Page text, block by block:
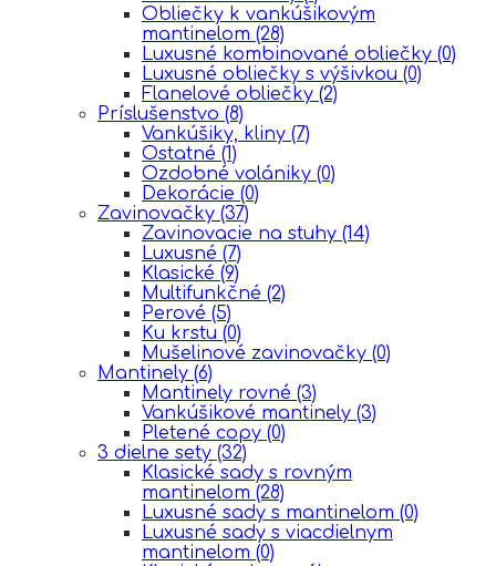
Obliečky k vankúšikovým
mantinelom (28)
Luxusné kombinované obliečky (0)
Luxusné obliečky s výšivkou (0)
Flanelové obliečky (2)
Príslušenstvo (8)
Vankúšiky, kliny (7)
Ostatné (1)
Ozdobné volániky (0)
Dekorácie (0)
Zavinovačky (37)
Zavinovacie na stuhy (14)
Luxusné (7)
Klasické (9)
Multifunkčné (2)
Perové (5)
Ku krstu (0)
Mušelinové zavinovačky (0)
Mantinely (6)
Mantinely rovné (3)
Vankúšikové mantinely (3)
Pletené copy (0)
3 dielne sety (32)
Klasické sady s rovným
mantinelom (28)
Luxusné sady s mantinelom (0)
Luxusné sady s viacdielnym
mantinelom (0)